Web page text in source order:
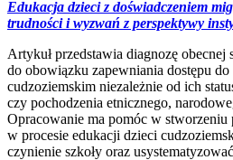
Edukacja dzieci z doświadczeniem
trudności i wyzwań z perspektywy
Artykuł przedstawia diagnozę obecnej
do obowiązku zapewniania dostępu
cudzoziemskim niezależnie od ich
czy pochodzenia etnicznego,
Opracowanie ma pomóc w stworzeniu
w procesie edukacji dzieci
czynienie szkoły oraz